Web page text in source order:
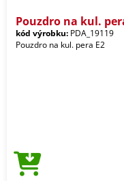
Pouzdro na kul.
kód výrobku: PDA_19119
Pouzdro na kul. pera E2